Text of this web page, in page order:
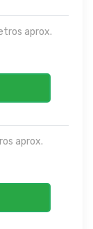
aprox.
aprox.